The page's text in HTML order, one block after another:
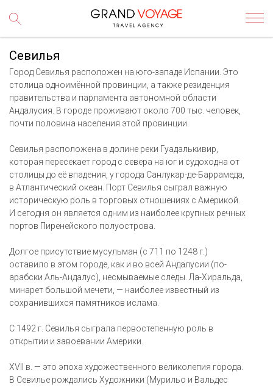
Севилья
Город Севилья расположен на юго-западе Испании. Это
столица одноимённой провинции, а также резиденция
правительства и парламента автономной области
Андалусия. В городе проживают около 700 тыс. человек,
почти половина населения этой провинции.
Севилья расположена в долине реки Гуадалькивир,
которая пересекает город с севера на юг и судоходна от
столицы до её впадения, у города Санлукар-де-Баррамеда,
в Атлантический океан. Порт Севилья сыграл важную
историческую роль в торговых отношениях с Америкой.
И сегодня он является одним из наиболее крупных речных
портов Пиренейского полуострова.
Долгое присутствие мусульман (с 711 по 1248 г.)
оставило в этом городе, как и во всей Андалусии (по-
арабски Аль-Андалус), несмываемые следы. Ла-Хиральда,
минарет большой мечети, — наиболее известный из
сохранившихся памятников ислама.
С 1492 г. Севилья сыграла первостепенную роль в
открытии и завоевании Америки.
XVII в. — это эпоха художественного великолепия города.
В Севилье рождались Художники (Мурильо и Вальдес